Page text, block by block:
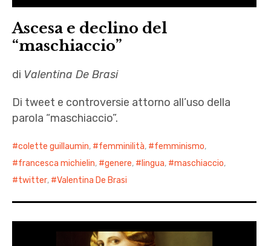
Ascesa e declino del
“maschiaccio”
di Valentina De Brasi
Di tweet e controversie attorno all’uso della
parola “maschiaccio”.
colette guillaumin, femminilità, femminismo,
francesca michielin, genere, lingua, maschiaccio,
twitter, Valentina De Brasi